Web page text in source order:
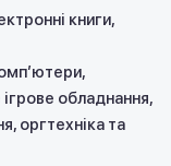
книги,
ігрове обладнання,
оргтехніка та